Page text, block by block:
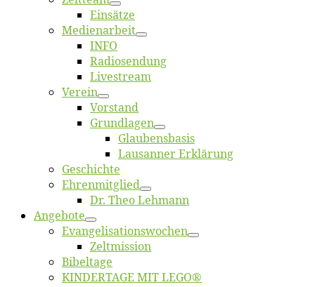
Ein­sät­ze
Me­di­en­ar­beit
INFO
Ra­dio­sen­dung
Live­stream
Ver­ein
Vor­stand
Grund­la­gen
Glaubens­ba­sis
Lausan­ner Erklärung
Ge­schich­te
Eh­ren­mit­glied
Dr. Theo Lehmann
An­ge­bo­te
Evangelisa­tions­wo­chen
Zelt­mis­si­on
Bi­bel­ta­ge
KINDERTAGE MIT LEGO®